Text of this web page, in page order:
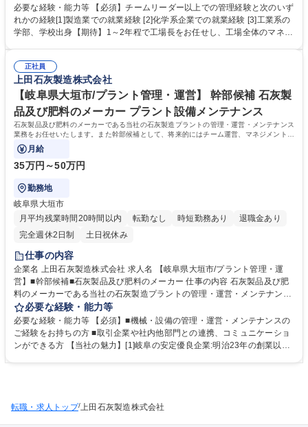
などもご担当いただきます。 ■中途入社者も多く、未経験から業務を覚え
ておりますのでご安心ください。【入社後】品質管理・保全・生産管理な
ど様々な部署と連携して仕事を進めるため、まずは約1年程度、工場内の
いので基本的には定時で退社が可能です。家族との時間も大切にしていた
だくことができます。 募集職種 【大垣/生産技術】工場長候補/マネジメン
ト経験歓迎！石灰製品及び肥料メーカー
必要な経験・能力等 【必須】チームリーダー以上での管理経験と次のいず
れかの経験[1]製造業での就業経験 [2]化学系企業での就業経験 [3]工業系の
学部、学校出身【期待】1～2年程で工場長をお任せし、工場全体のマネジ
挑戦し続けています。[2]働きやすさ抜群:業務時間が少なく、休日もしっ
かりとれるので家族との時間を大切にしていただくことができます。【年
間休日に関して】年間休日120日ですが、有給休暇を入社月に応じて2～1
0日付与いたします。 学歴・資格 学歴：大学院 大学 高専 短大 専修学校
高校 語学力： 資格：
正社員
上田石灰製造株式会社
【岐阜県大垣市/プラント管理・運営】 幹部候補 石灰製
品及び肥料のメーカー プラント設備メンテナンス
石灰製品及び肥料のメーカーである当社の石灰製造プラントの管理・運営・メンテナンス
業務をお任せいたします。また幹部候補として、将来的にはチーム運営、マネジメントも
ご担当していただきます。
月給
35万円～50万円
勤務地
岐阜県大垣市
月平均残業時間20時間以内
転勤なし 時短勤務あり
退職金あり
完全週休2日制
土日祝休み
仕事の内容
企業名 上田石灰製造株式会社 求人名 【岐阜県大垣市/プラント管理・運
営】■幹部候補■石灰製品及び肥料のメーカー 仕事の内容 石灰製品及び肥
料のメーカーである当社の石灰製造プラントの管理・運営・メンテナンス
業務をお任せいたします。また幹部候補として、将来的にはチーム運営、
マネジメントもご担当していただきます。 【具体的には】 ■生産工程で使
用される機械・設備の管理・運営・メンテナンス ■既存機械・設備等の更
新、企画・設計 ■機械・設備メーカーとの折衝 ■プラント部の部門運営
必要な経験・能力等
必要な経験・能力等 【必須】■機械・設備の管理・運営・メンテナンスの
ご経験をお持ちの方 ■取引企業や社内他部門との連携、コミュニケーショ
ンができる方 【当社の魅力】[1]岐阜の安定優良企業:明治23年の創業以
0日付与いたします。 学歴・資格 学歴：大学院 大学 高専 短大 専修学校
転職・求人トップ/上田石灰製造株式会社